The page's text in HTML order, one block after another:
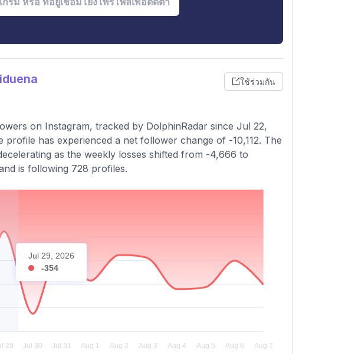
ใช้ร่วมกัน
on Instagram, tracked by DolphinRadar since Jul 22,
has experienced a net follower change of -10,112. The
as the weekly losses shifted from -4,666 to
is following 728 profiles.
Jul 29, 2026
-354